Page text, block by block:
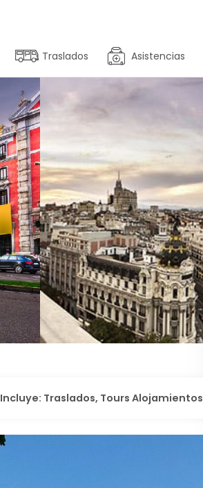
Traslados Asistencias
Incluye: Traslados, Tours Alojamientos